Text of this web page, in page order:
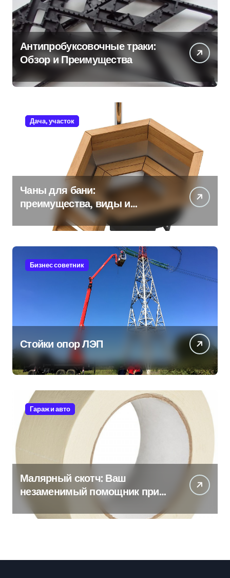
Антипробуксовочные траки:
Обзор и Преимущества
Дача, участок
Чаны для бани:
преимущества, виды и
особенности использования
Бизнес советник
Стойки опор ЛЭП
Гараж и авто
Малярный скотч: Ваш
незаменимый помощник при